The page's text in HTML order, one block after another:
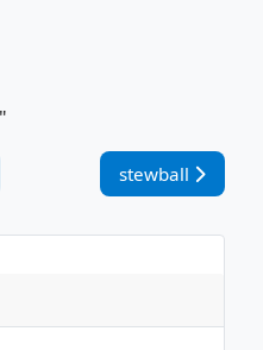
of AthenryNächster
stewball